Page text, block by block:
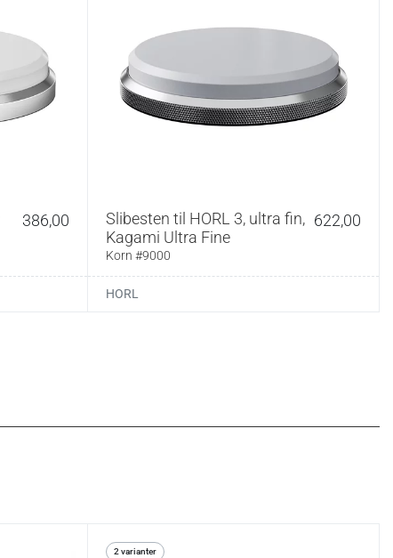
386,00
Slibesten til HORL 3, ultra fin,
Kagami Ultra Fine
Korn #9000
622,00
HORL
2 varianter